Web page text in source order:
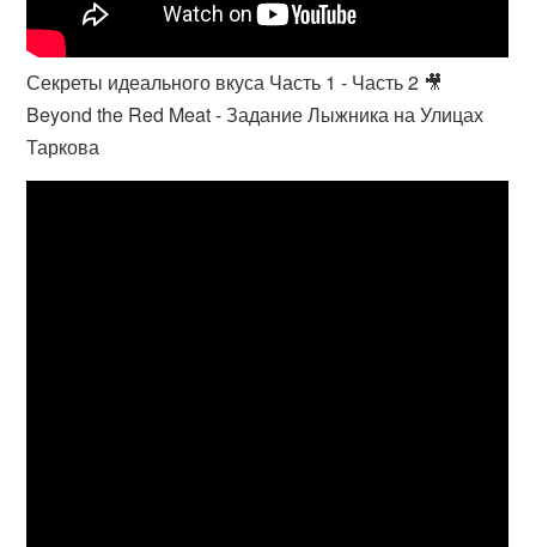
Секреты идеального вкуса Часть 1 - Часть 2 🎥
Beyond the Red Meat - Задание Лыжника на Улицах
Таркова